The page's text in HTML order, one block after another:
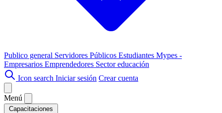
Publico general Servidores Públicos Estudiantes Mypes -
Empresarios Emprendedores Sector educación
Icon search Iniciar sesión Crear cuenta
Menú
Capacitaciones